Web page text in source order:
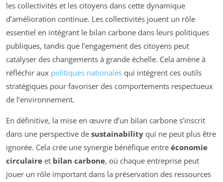
les collectivités et les citoyens dans cette dynamique
d’amélioration continue. Les collectivités jouent un rôle
essentiel en intégrant le bilan carbone dans leurs politiques
publiques, tandis que l’engagement des citoyens peut
catalyser des changements à grande échelle. Cela amène à
réfléchir aux politiques nationales qui intègrent ces outils
stratégiques pour favoriser des comportements respectueux
de l’environnement.
En définitive, la mise en œuvre d’un bilan carbone s’inscrit
dans une perspective de sustainability qui ne peut plus être
ignorée. Cela crée une synergie bénéfique entre économie
circulaire et bilan carbone, où chaque entreprise peut
jouer un rôle important dans la préservation des ressources